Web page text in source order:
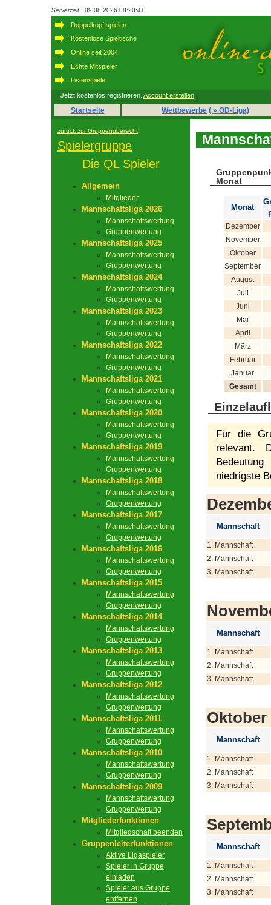
Serverzeit : 09.08.2026 08:20:41
Doppelkopf spielen
Kostenlose Spieltische
Online seit 2004
Echte Mitspieler
Listenspiele
Jetzt kostenlos registrieren. Account erstellen.
Startseite Wettbewerbe ( » OD-Liga)
zurück zur Gruppenübersicht
Spielergruppe
Die QL Spieler
Allgemein
Mitglieder
Mannschaftsliga 2026
Mannschaftswertung
Gruppenwertung
Mannschaftsliga 2025
Mannschaftswertung
Gruppenwertung
Mannschaftsliga 2024
Mannschaftswertung
Gruppenwertung
Mannschaftsliga 2023
Mannschaftswertung
Gruppenwertung
Mannschaftsliga 2022
Mannschaftswertung
Gruppenwertung
Mannschaftsliga 2021
Mannschaftswertung
Gruppenwertung
Mannschaftsliga 2020
Mannschaftswertung
Gruppenwertung
Mannschaftsliga 2019
Mannschaftswertung
Gruppenwertung
Mannschaftsliga 2018
Mannschaftswertung
Gruppenwertung
Mannschaftsliga 2017
Mannschaftswertung
Gruppenwertung
Mannschaftsliga 2016
Mannschaftswertung
Gruppenwertung
Mannschaftsliga 2015
Mannschaftswertung
Gruppenwertung
Mannschaftsliga 2014
Mannschaftswertung
Gruppenwertung
Mannschaftsliga 2013
Mannschaftswertung
Gruppenwertung
Mannschaftsliga 2012
Mannschaftswertung
Gruppenwertung
Mannschaftsliga 2011
Mannschaftswertung
Gruppenwertung
Mannschaftsliga 2010
Mannschaftswertung
Gruppenwertung
Mannschaftsliga 2009
Mannschaftswertung
Gruppenwertung
Mitgliederfunktionen
Mitgliedschaft beenden
Gruppenleiterfunktionen
Aktive Ligaspieler
Spieler in Gruppe
einladen
Spieler aus Gruppe
entfernen
Monat
Monat
Dezember
November
Oktober
September
August
Juli
Juni
Mai
April
März
Februar
Januar
Gesamt
Für die
relevant.
niedrigste
Mannschaft
1. Mannschaft
2. Mannschaft
3. Mannschaft
Mannschaft
1. Mannschaft
2. Mannschaft
3. Mannschaft
Oktober
Mannschaft
1. Mannschaft
2. Mannschaft
3. Mannschaft
Mannschaft
1. Mannschaft
2. Mannschaft
3. Mannschaft